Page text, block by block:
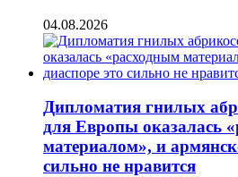
04.08.2026
Дипломатия гнилых
для Европы оказалась
материалом», и
сильно не нравится